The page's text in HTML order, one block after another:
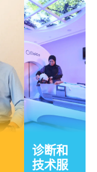
诊断和
技术服